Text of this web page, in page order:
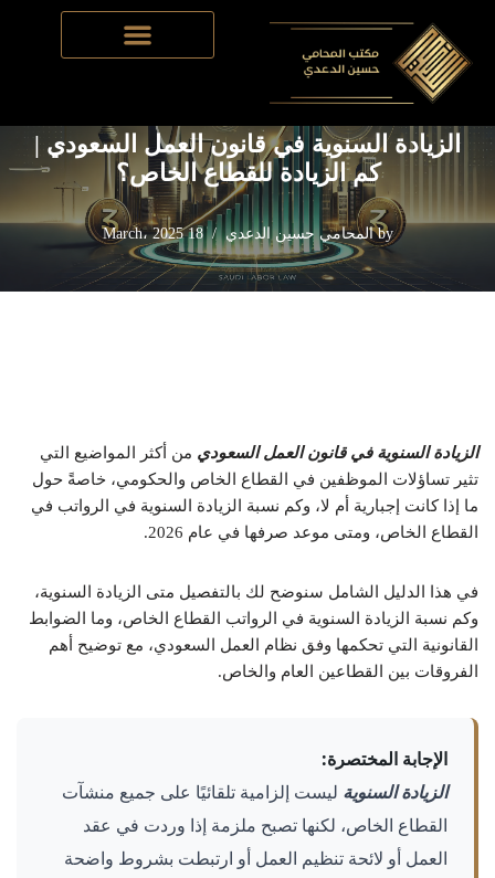
Skip
Home
-قانون العمل السعودي
الزيادة السنوية في قانون العمل
السعودي | كم الزيادة للقطاع الخاص؟
الزيادة السنوية في قانون العمل السعودي |
كم الزيادة للقطاع الخاص؟
by المحامي حسين الدعدي 18 March، 2025
الزيادة السنوية في قانون العمل السعودي من أكثر المواضيع التي
تثير تساؤلات الموظفين في القطاع الخاص والحكومي، خاصةً حول
ما إذا كانت إجبارية أم لا، وكم نسبة الزيادة السنوية في الرواتب في
القطاع الخاص، ومتى موعد صرفها في عام 2026.
في هذا الدليل الشامل سنوضح لك بالتفصيل متى الزيادة السنوية،
وكم نسبة الزيادة السنوية في الرواتب القطاع الخاص، وما الضوابط
القانونية التي تحكمها وفق نظام العمل السعودي، مع توضيح أهم
الفروقات بين القطاعين العام والخاص.
الإجابة المختصرة:
الزيادة السنوية ليست إلزامية تلقائيًا على جميع منشآت
القطاع الخاص، لكنها تصبح ملزمة إذا وردت في عقد
العمل أو لائحة تنظيم العمل أو ارتبطت بشروط واضحة